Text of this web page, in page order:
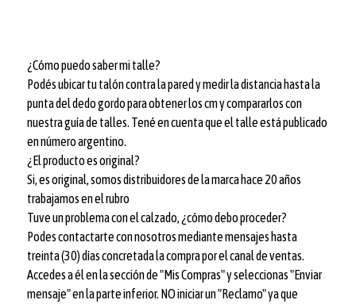
¿Cómo puedo saber mi talle?
Podés ubicar tu talón contra la pared y medir la distancia hasta la
punta del dedo gordo para obtener los cm y compararlos con
nuestra guía de talles. Tené en cuenta que el talle está publicado
en número argentino.
¿El producto es original?
Si, es original, somos distribuidores de la marca hace 20 años
trabajamos en el rubro
Tuve un problema con el calzado, ¿cómo debo proceder?
Podes contactarte con nosotros mediante mensajes hasta
treinta (30) días concretada la compra por el canal de ventas.
Accedes a él en la sección de "Mis Compras" y seleccionas "Enviar
mensaje" en la parte inferior. NO iniciar un "Reclamo" ya que